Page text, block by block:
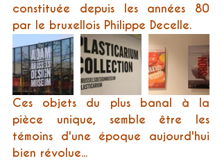
constituée depuis les années 80
par le bruxellois Philippe Decelle.
Ces objets du plus banal à la
pièce unique, semble être les
témoins d'une époque aujourd'hui
bien révolue...